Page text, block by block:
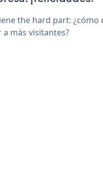
the hard part: ¿cómo
más visitantes?